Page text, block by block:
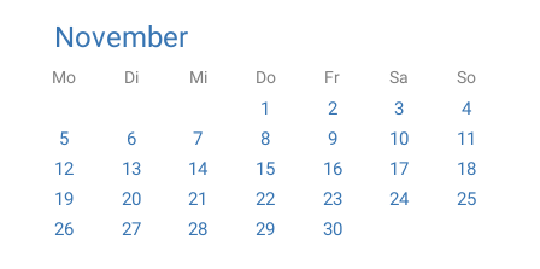
November
Mo Di Mi Do Fr Sa So
1 2 3
4
5
6 7 8 9 10
11
12
13 14 15 16 17
18
19
20 21 22 23 24
25
26
27 28 29 30